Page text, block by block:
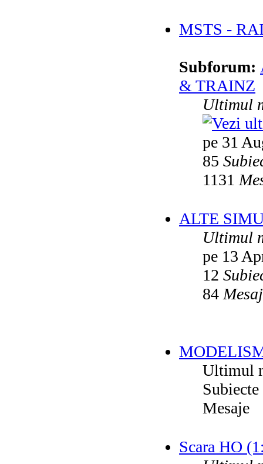
MSTS -
Subforum:
& TRAINZ
Ultimul
pe 31
85
1131
ALTE
Ultimul
pe 13
12
84
Ultimul
Subiecte
Mesaje
Scara HO